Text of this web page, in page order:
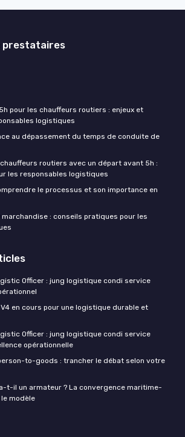
prestataires
pour les chauffeurs routiers : enjeux et
logistiques
au dépassement du temps de conduite de
routiers avec un départ avant 5h :
les responsables logistiques
le processus et son importance en
marchandise : conseils pratiques pour les
Officer : jung logistique condi service
en cours pour une logistique durable et
Officer : jung logistique condi service
opérationnelle
to-goods : trancher le débat selon votre
t-il un armateur ? La convergence maritime-
modèle